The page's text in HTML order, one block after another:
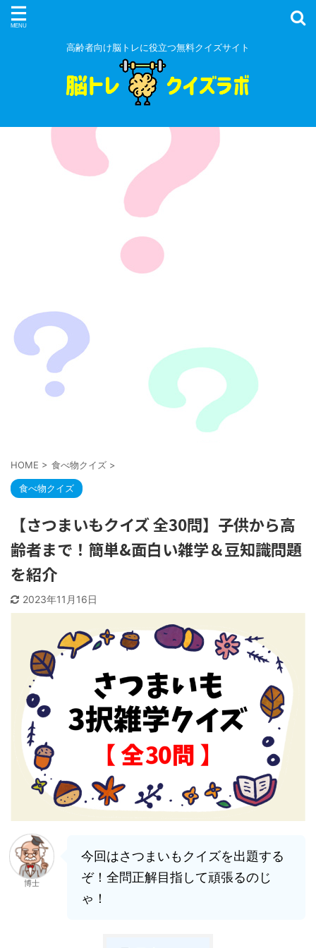
高齢者向け脳トレに役立つ無料クイズサイト
HOME > 食べ物クイズ >
食べ物クイズ
【さつまいもクイズ 全30問】子供から高
齢者まで！簡単&面白い雑学＆豆知識問題
を紹介
2023年11月16日
博士
今回はさつまいもクイズを出題する
ぞ！全問正解目指して頑張るのじ
ゃ！